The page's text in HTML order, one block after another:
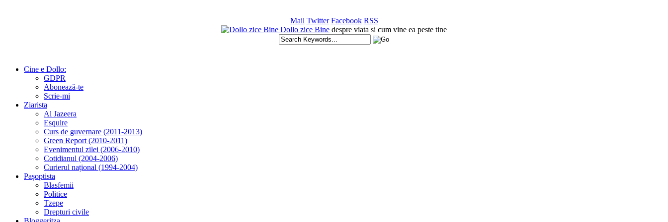
Mail Twitter Facebook RSS
Dollo zice Bine despre viata si cum vine ea peste tine
Cine e Dollo:
GDPR
Abonează-te
Scrie-mi
Ziarista
Al Jazeera
Esquire
Curs de guvernare (2011-2013)
Green Report (2010-2011)
Evenimentul zilei (2006-2010)
Cotidianul (2004-2006)
Curierul național (1994-2004)
Pașoptista
Blasfemii
Politice
Tzepe
Drepturi civile